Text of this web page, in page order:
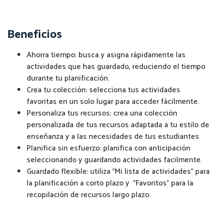
Beneficios
Ahorra tiempo: busca y asigna rápidamente las
actividades que has guardado, reduciendo el tiempo
durante tu planificación.
Crea tu colección: selecciona tus actividades
favoritas en un solo lugar para acceder fácilmente.
Personaliza tus recursos: crea una colección
personalizada de tus recursos adaptada a tu estilo de
enseñanza y a las necesidades de tus estudiantes.
Planifica sin esfuerzo: planifica con anticipación
seleccionando y guardando actividades facilmente.
Guardado flexible: utiliza "Mi lista de actividades" para
la planificación a corto plazo y "Favoritos" para la
recopilación de recursos largo plazo.